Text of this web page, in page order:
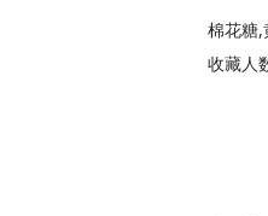
收藏人